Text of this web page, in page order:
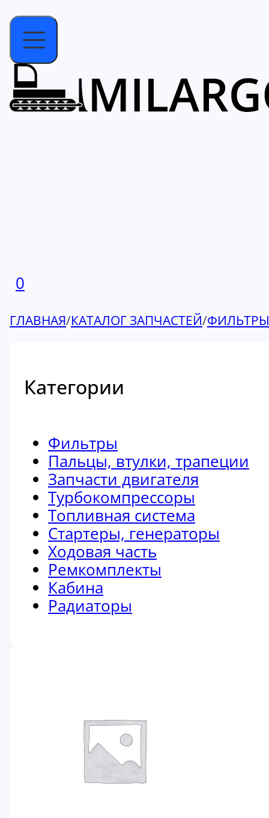
0
ГЛАВНАЯ/КАТАЛОГ ЗАПЧАСТЕЙ/ФИЛЬТРЫ
Категории
Фильтры
Пальцы, втулки, трапеции
Запчасти двигателя
Турбокомпрессоры
Топливная система
Стартеры, генераторы
Ходовая часть
Ремкомплекты
Кабина
Радиаторы